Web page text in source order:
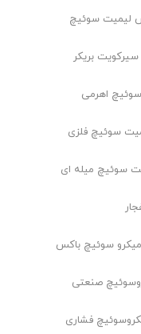
لیمیت سوئیچ
سیرکویت بریکر
اهرمی
سوئیچ فلزی
سوئیچ میله ای
میکرو سوئیچ باکس
صنعتی
فشاری